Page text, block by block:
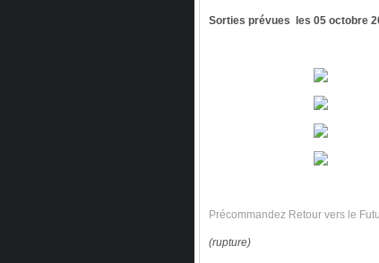
Sorties prévues les 05 octobre
Précommandez Retour vers le
(rupture)